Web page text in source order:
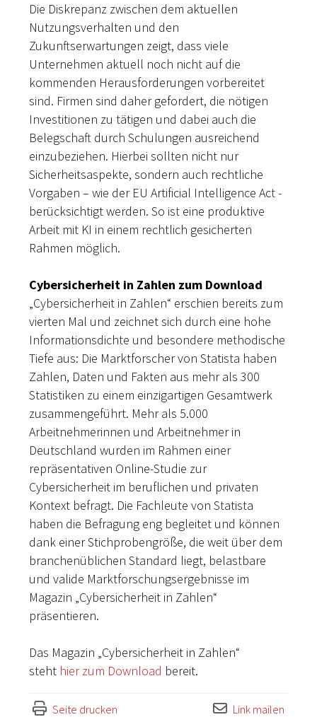
Die Diskrepanz zwischen dem aktuellen
Nutzungsverhalten und den
Zukunftserwartungen zeigt, dass viele
Unternehmen aktuell noch nicht auf die
kommenden Herausforderungen vorbereitet
sind. Firmen sind daher gefordert, die nötigen
Investitionen zu tätigen und dabei auch die
Belegschaft durch Schulungen ausreichend
einzubeziehen. Hierbei sollten nicht nur
Sicherheitsaspekte, sondern auch rechtliche
Vorgaben – wie der EU Artificial Intelligence Act -
berücksichtigt werden. So ist eine produktive
Arbeit mit KI in einem rechtlich gesicherten
Rahmen möglich.
Cybersicherheit in Zahlen zum Download
„Cybersicherheit in Zahlen“ erschien bereits zum
vierten Mal und zeichnet sich durch eine hohe
Informationsdichte und besondere methodische
Tiefe aus: Die Marktforscher von Statista haben
Zahlen, Daten und Fakten aus mehr als 300
Statistiken zu einem einzigartigen Gesamtwerk
zusammengeführt. Mehr als 5.000
Arbeitnehmerinnen und Arbeitnehmer in
Deutschland wurden im Rahmen einer
repräsentativen Online-Studie zur
Cybersicherheit im beruflichen und privaten
Kontext befragt. Die Fachleute von Statista
haben die Befragung eng begleitet und können
dank einer Stichprobengröße, die weit über dem
branchenüblichen Standard liegt, belastbare
und valide Marktforschungsergebnisse im
Magazin „Cybersicherheit in Zahlen“
präsentieren.
Das Magazin „Cybersicherheit in Zahlen“
steht hier zum Download bereit.
Seite drucken Link mailen